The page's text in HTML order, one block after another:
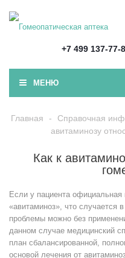
+7 499 137-77-
МЕНЮ
Главная - Справочная
авитаминозу
Как к
Если у пациента
«авитаминоз», что случается
проблемы можно без
данном случае медицинский
план сбалансированной,
основой лечения от